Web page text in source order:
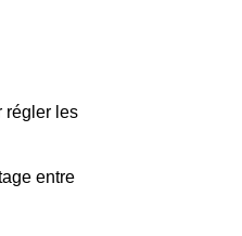
régler les
entre